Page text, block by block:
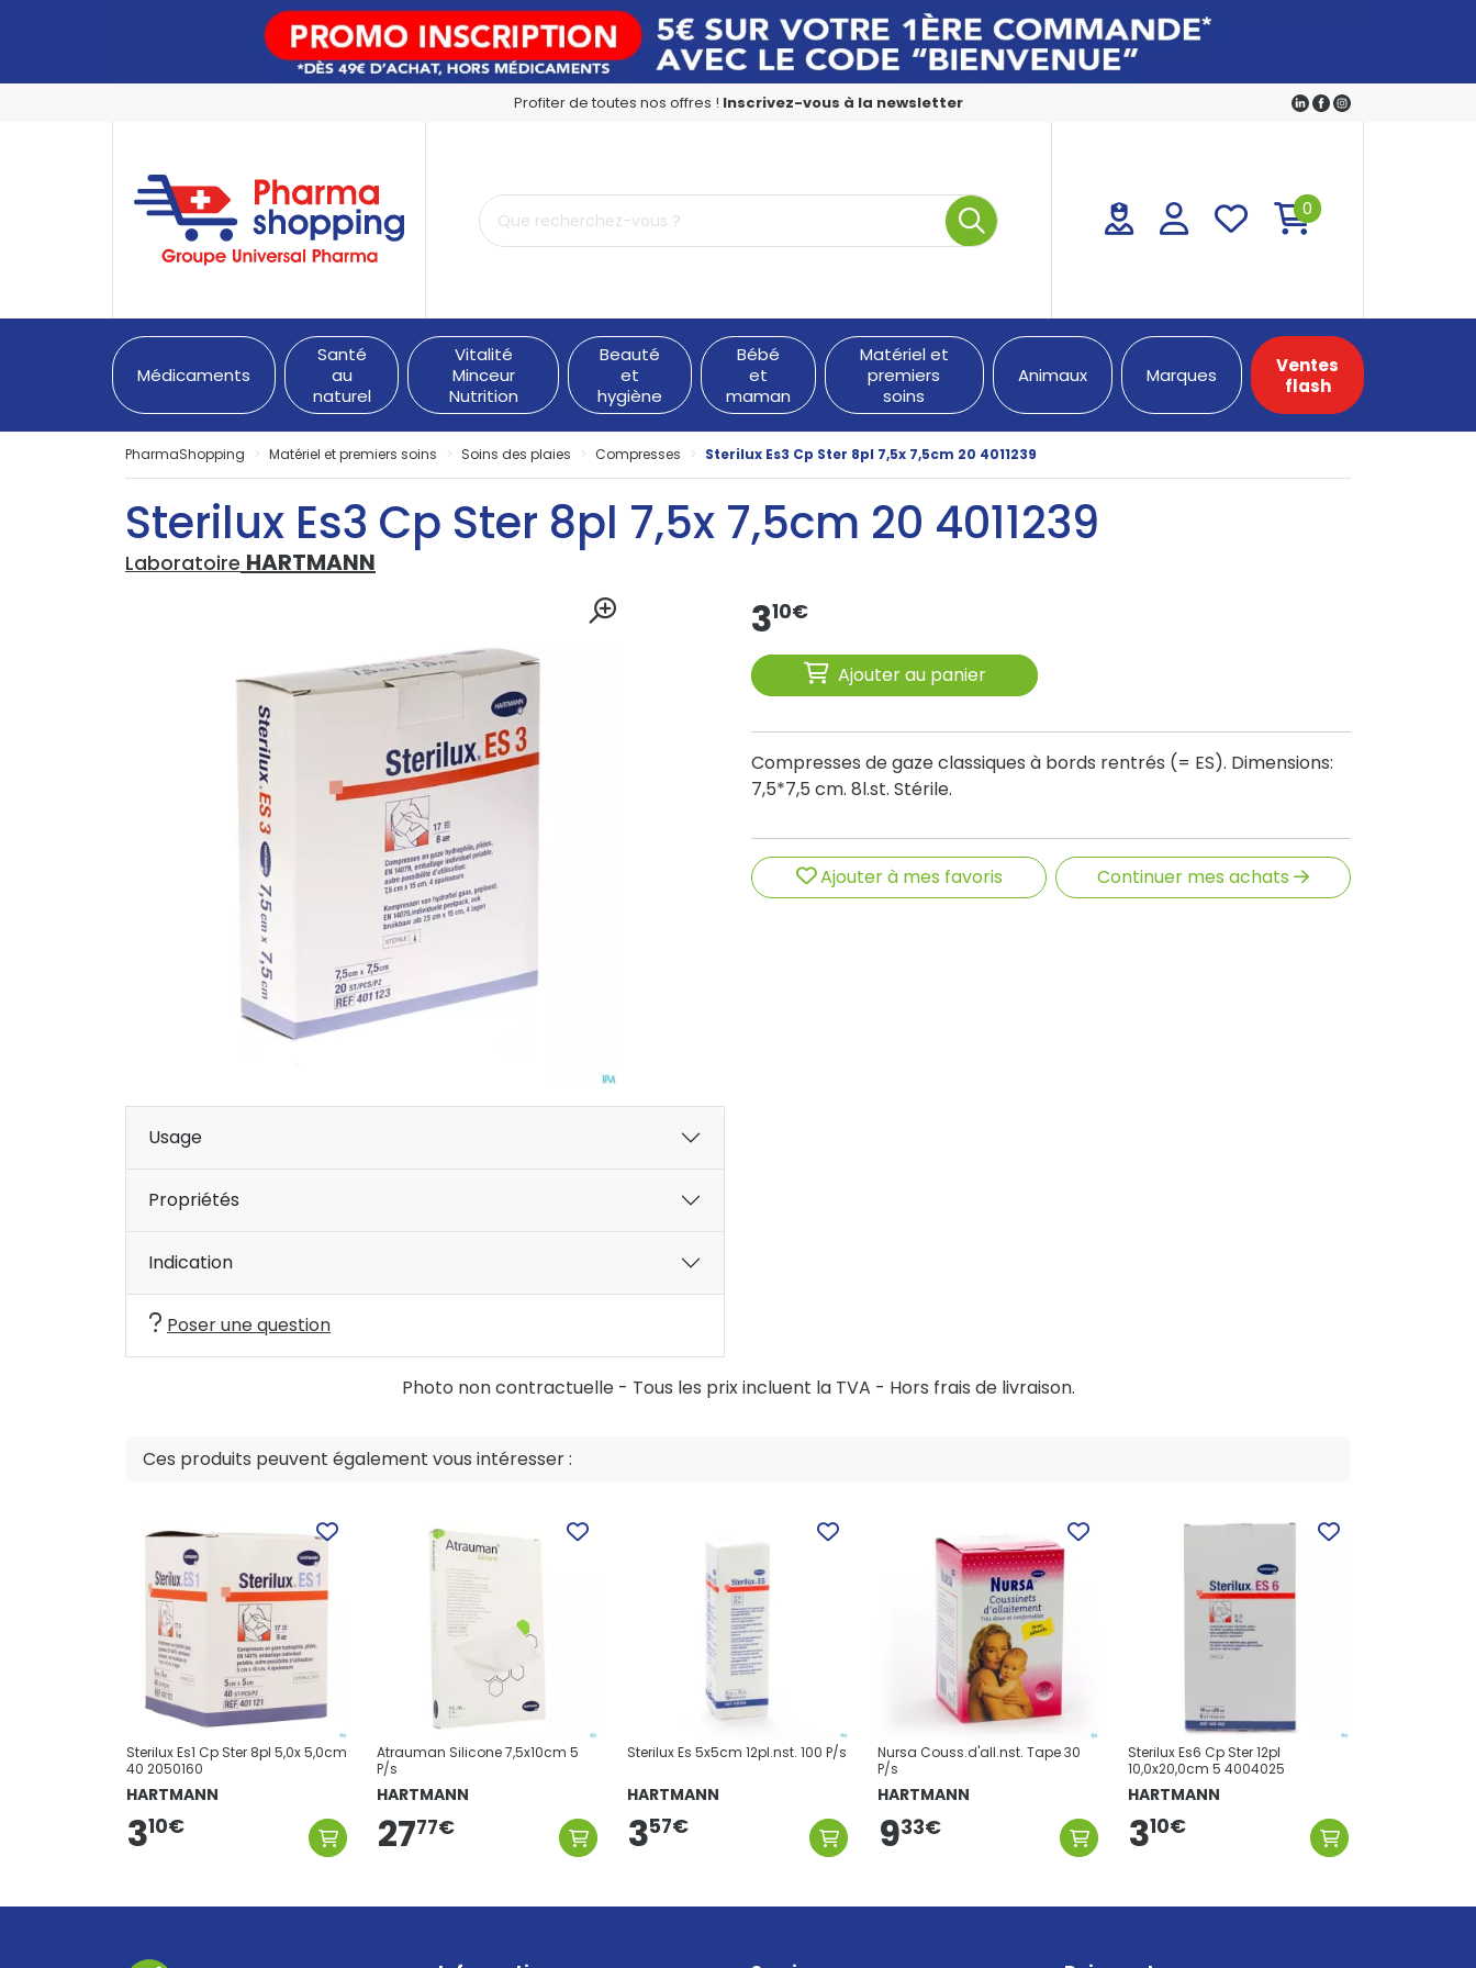
Profiter de toutes nos offres ! Inscrivez-vous à la newsletter
PharmaShopping Votre pharmacie en ligne à votre service
0
Médicaments
Santé
au
naturel
Vitalité
Minceur
Nutrition
Beauté
et
hygiène
Bébé
et
maman
Matériel et
premiers
soins
Animaux Marques
Ventes
flash
PharmaShopping Matériel et premiers soins Soins des plaies Compresses Sterilux Es3 Cp Ster 8pl 7,5x 7,5cm 20 4011239
Sterilux Es3 Cp Ster 8pl 7,5x 7,5cm 20 4011239
Laboratoire HARTMANN
310€
Ajouter au panier
Compresses de gaze classiques à bords rentrés (= ES). Dimensions:
7,5*7,5 cm. 8l.st. Stérile.
Ajouter à mes favoris Continuer mes achats
Usage
Propriétés
Indication
Poser une question
Photo non contractuelle - Tous les prix incluent la TVA - Hors frais de livraison.
Ces produits peuvent également vous intéresser :
Sterilux Es1 Cp Ster 8pl 5,0x 5,0cm
40 2050160
HARTMANN
310€
Atrauman Silicone 7,5x10cm 5
P/s
HARTMANN
2777€
Sterilux Es 5x5cm 12pl.nst. 100 P/s
HARTMANN
357€
Nursa Couss.d'all.nst. Tape 30
P/s
HARTMANN
933€
Sterilux Es6 Cp Ster 12pl
10,0x20,0cm 5 4004025
HARTMANN
310€